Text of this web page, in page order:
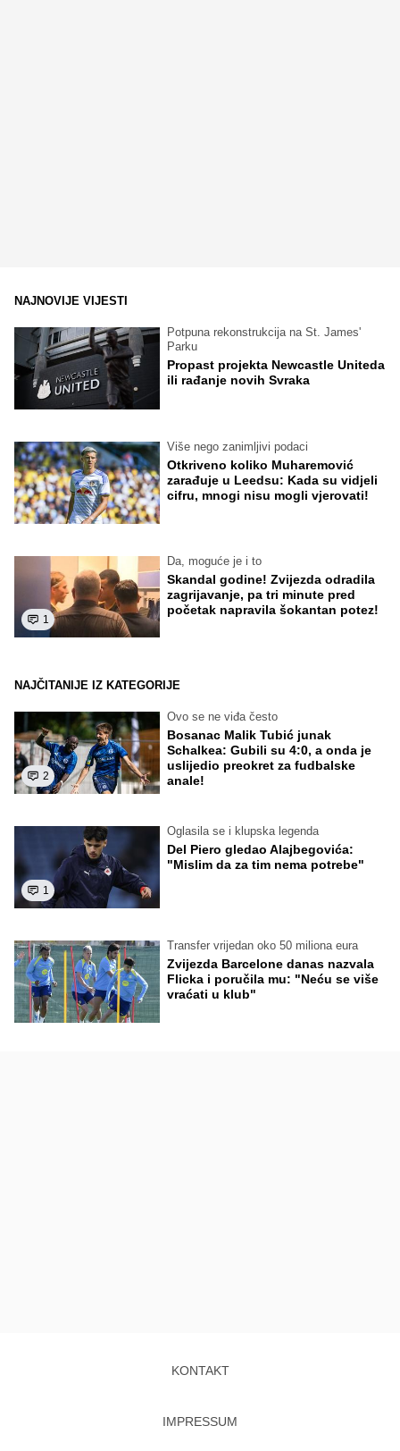
NAJNOVIJE VIJESTI
Potpuna rekonstrukcija na St. James'
Parku
Propast projekta Newcastle Uniteda
ili rađanje novih Svraka
Više nego zanimljivi podaci
Otkriveno koliko Muharemović
zarađuje u Leedsu: Kada su vidjeli
cifru, mnogi nisu mogli vjerovati!
1
Da, moguće je i to
Skandal godine! Zvijezda odradila
zagrijavanje, pa tri minute pred
početak napravila šokantan potez!
NAJČITANIJE IZ KATEGORIJE
2
Ovo se ne viđa često
Bosanac Malik Tubić junak
Schalkea: Gubili su 4:0, a onda je
uslijedio preokret za fudbalske
anale!
1
Oglasila se i klupska legenda
Del Piero gledao Alajbegovića:
"Mislim da za tim nema potrebe"
Transfer vrijedan oko 50 miliona eura
Zvijezda Barcelone danas nazvala
Flicka i poručila mu: "Neću se više
vraćati u klub"
KONTAKT
IMPRESSUM